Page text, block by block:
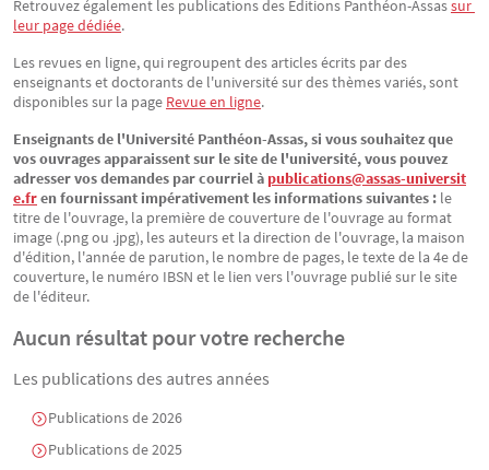
Retrouvez également les publications des Éditions Panthéon-Assassur
leur page dédiée.
Les revues en ligne, qui regroupent des articles écrits par des
enseignants et doctorants de l'université sur des thèmes variés, sont
disponibles sur la page Revue en ligne.
Enseignants de l'Université Panthéon-Assas, si vous souhaitez que
vos ouvrages apparaissent sur le site de l'université, vous pouvez
adresser vos demandes par courriel à publications@assas-universit
e.fren fournissant impérativement les informations suivantes : le
titre de l'ouvrage, la première de couverture de l'ouvrage au format
image (.png ou .jpg), les auteurs et la direction de l'ouvrage, la maison
d'édition, l'année de parution, le nombre de pages, le texte de la 4e de
couverture, le numéro IBSN et le lien vers l'ouvrage publié sur le site
de l'éditeur.
Aucun résultat pour votre recherche
Les publications des autres années
Publications de 2026
Publications de 2025